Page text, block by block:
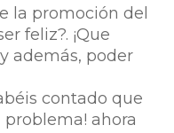
la promoción del
feliz?. ¡Que
además, poder
contado que
problema! ahora